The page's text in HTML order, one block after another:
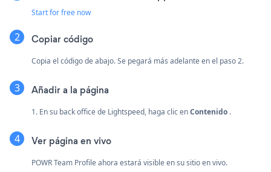
Start for free now
Copiar código
Copia el código de abajo. Se pegará más adelante en el paso 2.
Añadir a la página
1. En su back office de Lightspeed, haga clic enContenido .
Ver página en vivo
POWR Team Profile ahora estará visible en su sitio en vivo.